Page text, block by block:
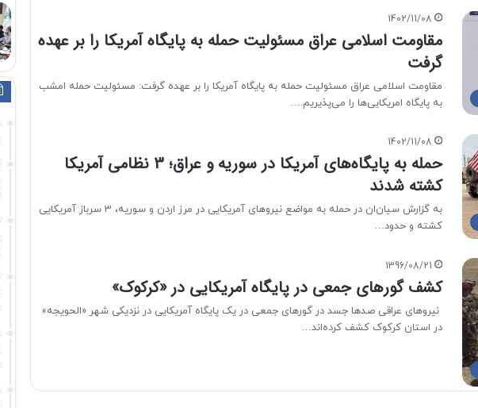
1402/11/08
مقاومت اسلامی عراق مسئولیت حمله به پایگاه آمریکا را بر عهده
گرفت
مقاومت اسلامی عراق مسئولیت حمله به پایگاه آمریکا را بر عهده گرفت: مسئولیت حمله امشب
به پایگاه امریکایی‌ها را می‌پذیریم.…
1402/11/08
حمله به پایگاه‌های آمریکا در سوریه و عراق؛ 3 نظامی آمریکا
کشته شدند
به گزارش سی‎ان‌ان در حمله به مواضع نیروهای آمریکایی در مرز اردن و سوریه، 3 سرباز آمریکایی
کشته و حدود…
1396/08/21
کشف گورهای جمعی در پایگاه آمریکایی در «کرکوک»
نیروهای عراقی صدها جسد در گورهای جمعی در یک پایگاه آمریکایی در نزدیکی شهر «الحویجه»
در استان کرکوک کشف کرده‌اند…